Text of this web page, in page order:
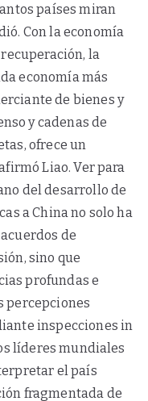
países miran
Con la economía
la
economía más
de bienes y
y cadenas de
ofrece un
Liao. Ver para
del desarrollo de
a China no solo ha
de
sino que
profundas e
percepciones
inspecciones in
líderes mundiales
el país
fragmentada de